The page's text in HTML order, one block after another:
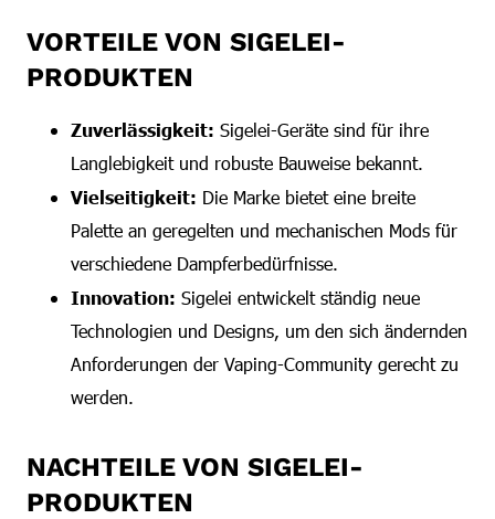
VORTEILE VON SIGELEI-
PRODUKTEN
Zuverlässigkeit: Sigelei-Geräte sind für ihre
Langlebigkeit und robuste Bauweise bekannt.
Vielseitigkeit: Die Marke bietet eine breite
Palette an geregelten und mechanischen Mods für
verschiedene Dampferbedürfnisse.
Innovation: Sigelei entwickelt ständig neue
Technologien und Designs, um den sich ändernden
Anforderungen der Vaping-Community gerecht zu
werden.
NACHTEILE VON SIGELEI-
PRODUKTEN